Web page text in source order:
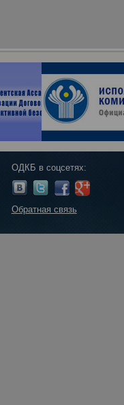
ОДКБ в соцсетях:
Обратная связь